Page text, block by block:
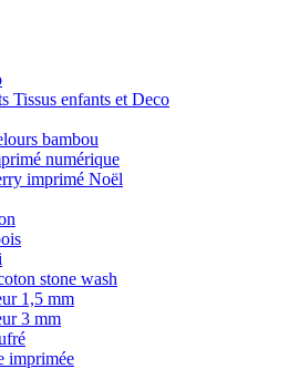
Tissus enfants et Deco
bambou
numérique
imprimé Noël
stone wash
1,5 mm
3 mm
imprimée